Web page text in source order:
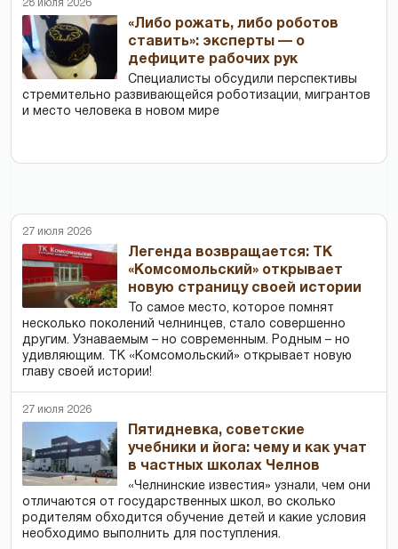
28 июля 2026
«Либо рожать, либо роботов
ставить»: эксперты — о
дефиците рабочих рук
Специалисты обсудили перспективы
стремительно развивающейся роботизации, мигрантов
и место человека в новом мире
27 июля 2026
Легенда возвращается: ТК
«Комсомольский» открывает
новую страницу своей истории
То самое место, которое помнят
несколько поколений челнинцев, стало совершенно
другим. Узнаваемым – но современным. Родным – но
удивляющим. ТК «Комсомольский» открывает новую
главу своей истории!
27 июля 2026
Пятидневка, советские
учебники и йога: чему и как учат
в частных школах Челнов
«Челнинские известия» узнали, чем они
отличаются от государственных школ, во сколько
родителям обходится обучение детей и какие условия
необходимо выполнить для поступления.